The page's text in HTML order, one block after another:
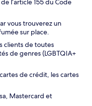
l’article 155 du Code
vous trouverez un
sur place.
clients de toutes
de genres (LGBTQIA+
de crédit, les cartes
Mastercard et